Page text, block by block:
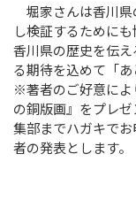
堀家さんは香川県
し検証するために
香川県の歴史を伝
る期待を込めて「あ
※著者のご好意によ
の銅版画』をプレ
集部までハガキで
者の発表とします。